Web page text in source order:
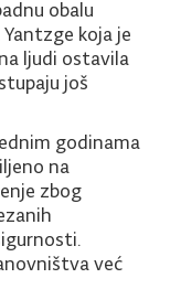
obalu
koja je
ljudi ostavila
još
godinama
na
zbog
već